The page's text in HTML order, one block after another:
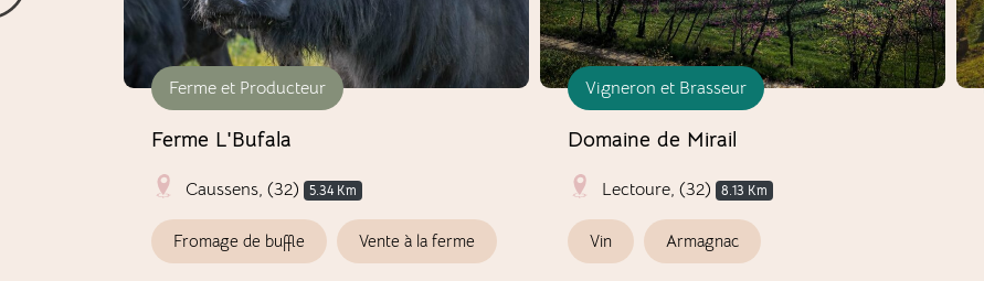
Ferme et Producteur
Ferme L'Bufala
Caussens, (32) 5.34 Km
Fromage de buffle Vente à la ferme
Vigneron et Brasseur
Domaine de Mirail
Lectoure, (32) 8.13 Km
Vin Armagnac